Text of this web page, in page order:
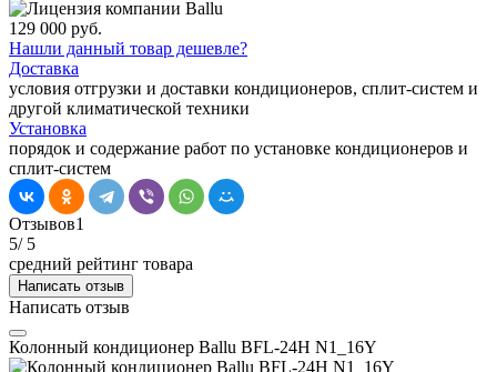
129 000 руб.
Нашли данный товар дешевле?
Доставка
условия отгрузки и доставки кондиционеров, сплит-систем и
другой климатической техники
Установка
порядок и содержание работ по установке кондиционеров и
сплит-систем
Отзывов1
5/ 5
средний рейтинг товара
Написать отзыв
Написать отзыв
Колонный кондиционер Ballu BFL-24H N1_16Y